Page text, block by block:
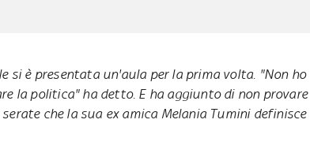
si è presentata un'aula per la prima volta. "Non ho
la politica" ha detto. E ha aggiunto di non provare
che la sua ex amica Melania Tumini definisce